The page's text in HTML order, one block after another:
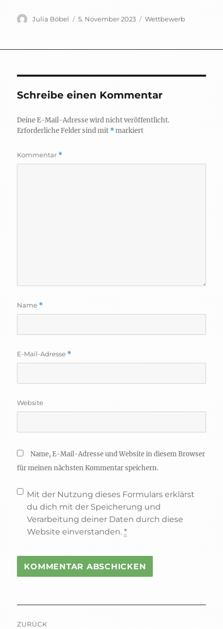
Autor
Julia Böbel
Veröffentlicht
5. November 2023 Schlagwörter
Wettbewerb
Schreibe einen Kommentar
Deine E-Mail-Adresse wird nicht veröffentlicht.
Erforderliche Felder sind mit *markiert
Kommentar *
Name *
E-Mail-Adresse *
Website
Name, E-Mail-Adresse und Website in diesem Browser
für meinen nächsten Kommentar speichern.
Mit der Nutzung dieses Formulars erklärst
du dich mit der Speicherung und
Verarbeitung deiner Daten durch diese
Website einverstanden.*
ZURÜCK